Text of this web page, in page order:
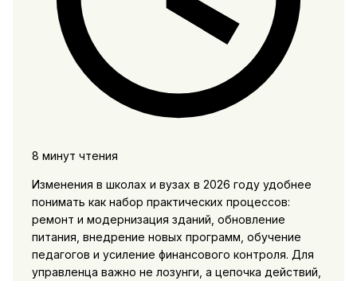
8 минут чтения
Изменения в школах и вузах в 2026 году удобнее
понимать как набор практических процессов:
ремонт и модернизация зданий, обновление
питания, внедрение новых программ, обучение
педагогов и усиление финансового контроля. Для
управленца важно не лозунги, а цепочка действий,